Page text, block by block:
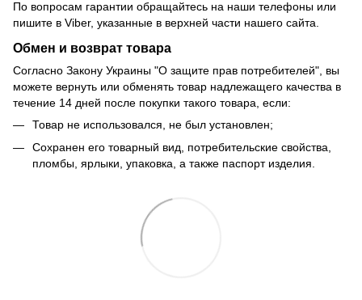
По вопросам гарантии обращайтесь на наши телефоны или
пишите в Viber, указанные в верхней части нашего сайта.
Обмен и возврат товара
Согласно Закону Украины "О защите прав потребителей", вы
можете вернуть или обменять товар надлежащего качества в
течение 14 дней после покупки такого товара, если:
Товар не использовался, не был установлен;
Сохранен его товарный вид, потребительские свойства,
пломбы, ярлыки, упаковка, а также паспорт изделия.